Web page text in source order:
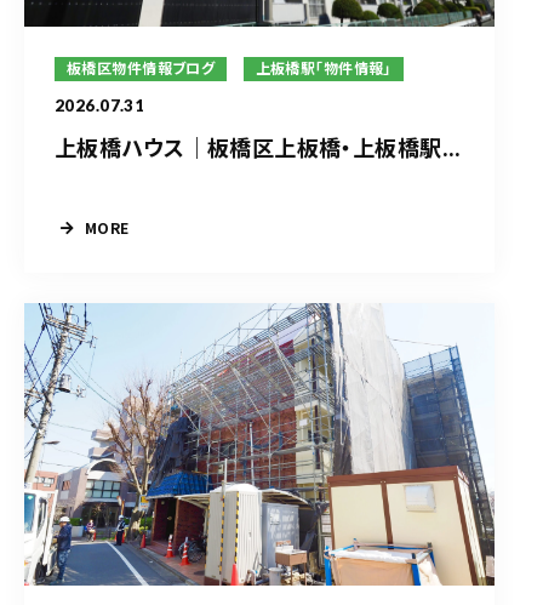
板橋区物件情報ブログ 上板橋駅「物件情報」
2026.07.31
上板橋ハウス｜板橋区上板橋・上板橋駅...
MORE